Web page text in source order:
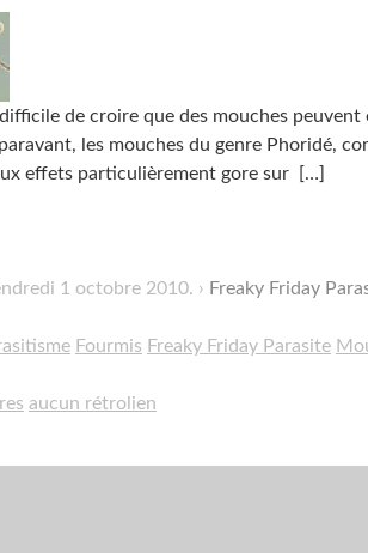
de croire que des mouches
les mouches du genre Phoridé,
effets particulièrement gore sur
[…]
1 octobre 2010. Freaky Friday
Fourmis Freaky Friday Parasite
aucun rétrolien